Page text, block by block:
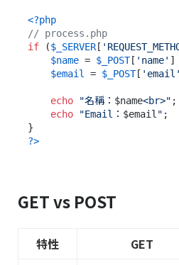
<?php
// process.php
if ($_SERVER [
$name = $_POST[ 'name' ]
$email
= $_POST[ 'email'
echo "名稱： $name<br>" ;
echo
"Email： $email " ;
?>
GET vs POST
特性 GET